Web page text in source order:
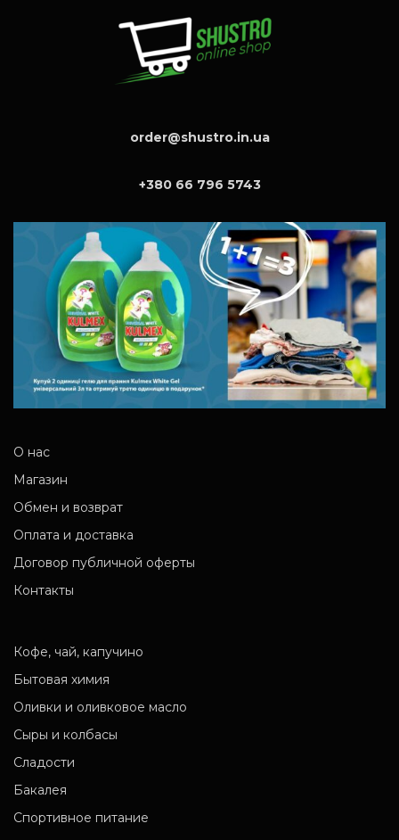
order@shustro.in.ua
+380 66 796 5743
О нас
Магазин
Обмен и возврат
Оплата и доставка
Договор публичной оферты
Контакты
Кофе, чай, капучино
Бытовая химия
Оливки и оливковое масло
Сыры и колбасы
Сладости
Бакалея
Спортивное питание